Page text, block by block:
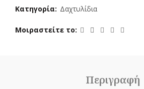
Κατηγορία: Δαχτυλίδια
Μοιραστείτε το
Περιγραφή